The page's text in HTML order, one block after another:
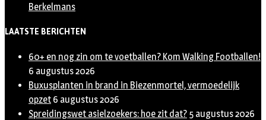
Berkelmans
LAATSTE BERICHTEN
60+ en nog zin om te voetballen? Kom Walking Footballen!
6 augustus 2026
Buxusplanten in brand in Biezenmortel, vermoedelijk
opzet 6 augustus 2026
Spreidingswet asielzoekers: hoe zit dat? 5 augustus 2026